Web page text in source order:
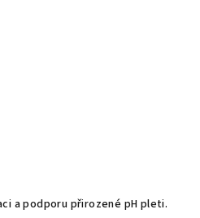
a podporu přirozené pH pleti.